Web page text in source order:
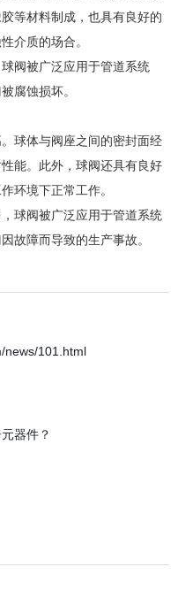
等材料制成，也具有良好的
介质的场合。
阀被广泛应用于管道系统
腐蚀损坏。
球体与阀座之间的密封面经
能。此外，球阀还具有良好
环境下正常工作。
球阀被广泛应用于管道系统
故障而导致的生产事故。
news/101.html
器件？